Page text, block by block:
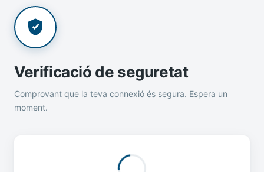
Verificació de seguretat
Comprovant que la teva connexió és segura. Espera un
moment.